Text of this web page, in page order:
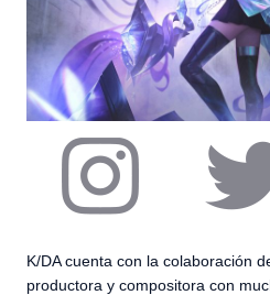
K/DA cuenta con la colaboración
productora y compositora con